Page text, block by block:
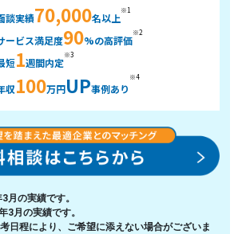
談実績70,000名以上
※1
ービス満足度90%の高評価
※2
短1週間内定
※3
収100万円UP事例あり
※4
月の実績です。
3月の実績です。
日程により、ご希望に添えない場合がございま